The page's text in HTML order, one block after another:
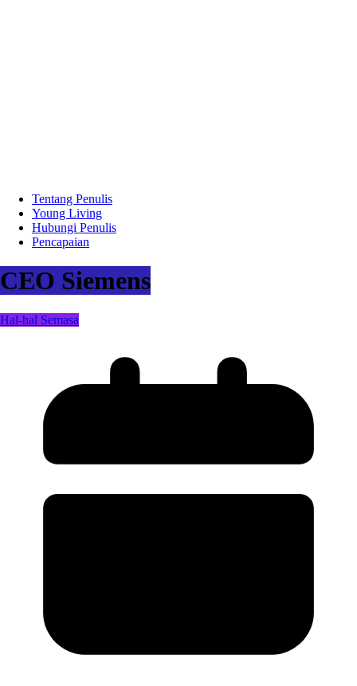
Tentang Penulis
Young Living
Hubungi Penulis
Pencapaian
CEO Siemens
Hal-hal Semasa